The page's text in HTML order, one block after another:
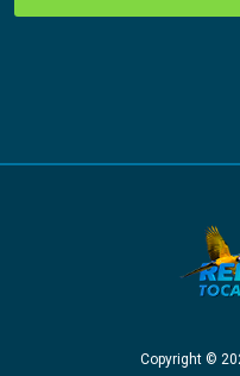
Copyright ©